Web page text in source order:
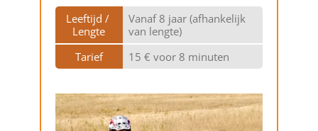
Leeftijd /
Lengte
Vanaf 8 jaar (afhankelijk
van lengte)
Tarief
15 € voor 8 minuten